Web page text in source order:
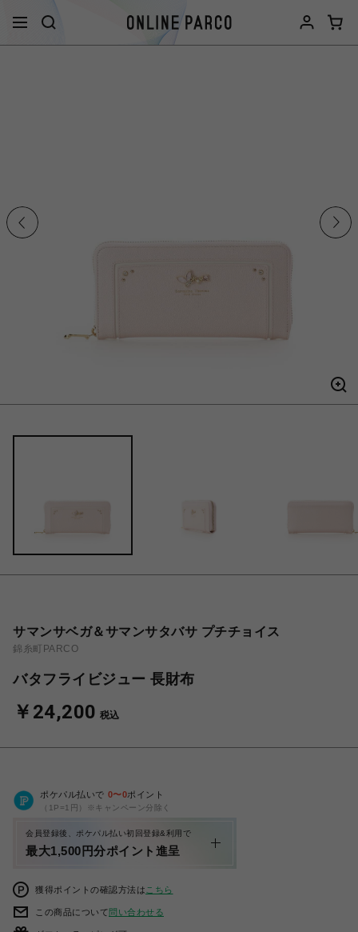
サマンサベガ＆サマンサタバサ プチチョイス
錦糸町PARCO
バタフライビジュー 長財布
￥24,200 税込
ポケパル払いで 0〜0ポイント
（1P=1円）※キャンペーン分除く
会員登録後、ポケパル払い初回登録&利用で
最大1,500円分ポイント進呈
獲得ポイントの確認方法は こちら
この商品について問い合わせる